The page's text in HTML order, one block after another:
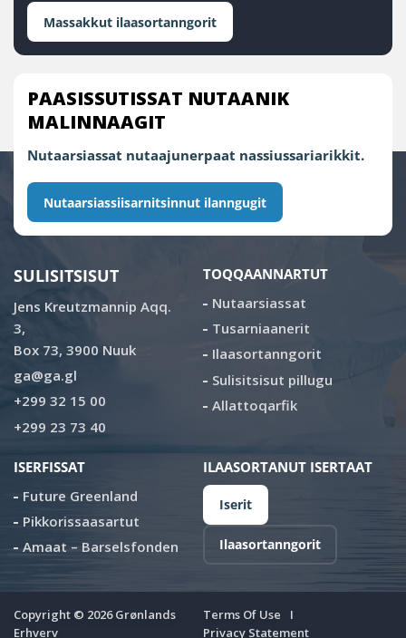
Massakkut ilaasortanngorit
PAASISSUTISSAT NUTAANIK
MALINNAAGIT
Nutaarsiassat nutaajunerpaat nassiussariarikkit.
Nutaarsiassiisarnitsinnut ilanngugit
SULISITSISUT
Jens Kreutzmannip Aqq.
3,
Box 73, 3900 Nuuk
ga@ga.gl
+299 32 15 00
+299 23 73 40
TOQQAANNARTUT
Nutaarsiassat
Tusarniaanerit
Ilaasortanngorit
Sulisitsisut pillugu
Allattoqarfik
ISERFISSAT
Future Greenland
Pikkorissaasartut
Amaat – Barselsfonden
ILAASORTANUT ISERTAAT
Iserit
Ilaasortanngorit
Copyright © 2026Grønlands
Erhverv
Terms Of Use
Privacy Statement